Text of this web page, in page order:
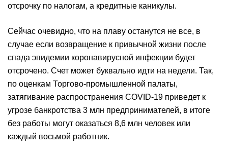
отсрочку по налогам, а кредитные каникулы.
Сейчас очевидно, что на плаву останутся не все, в
случае если возвращение к привычной жизни после
спада эпидемии коронавирусной инфекции будет
отсрочено. Счет может буквально идти на недели. Так,
по оценкам Торгово-промышленной палаты,
затягивание распространения COVID-19 приведет к
угрозе банкротства 3 млн предпринимателей, в итоге
без работы могут оказаться 8,6 млн человек или
каждый восьмой работник.